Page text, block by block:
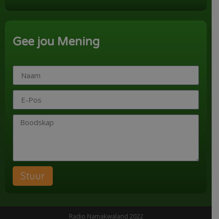
Gee jou Mening
Stuur
Radio Namakwaland 2022